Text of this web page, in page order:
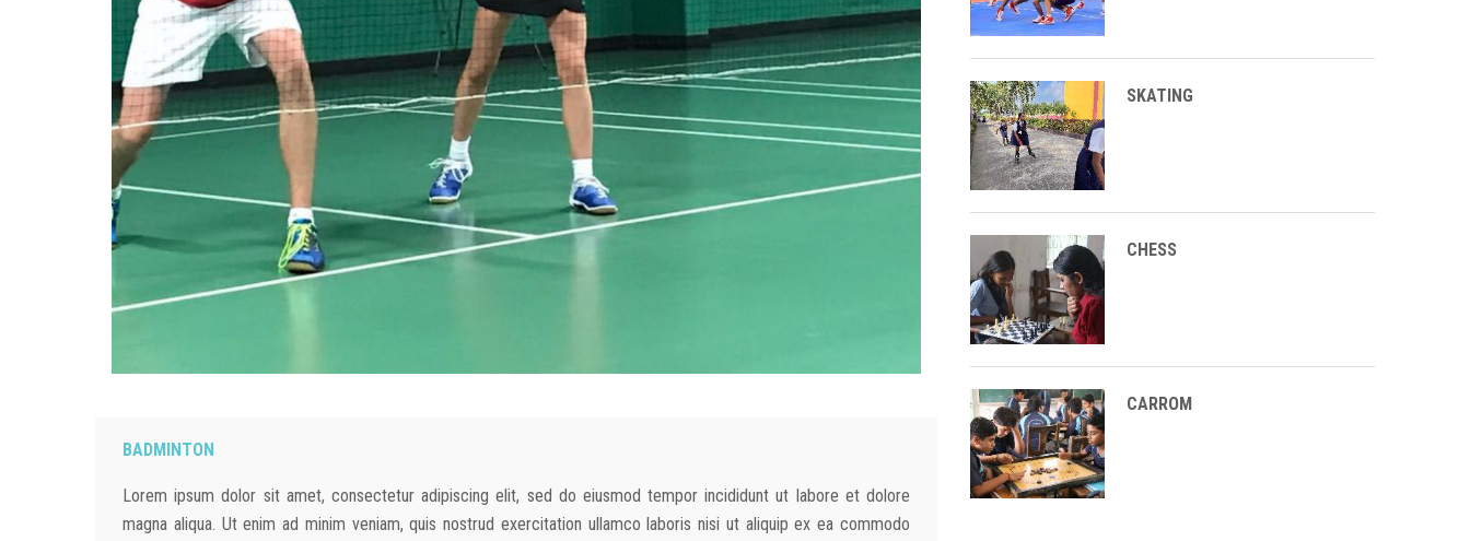
BADMINTON
Lorem ipsum dolor sit amet, consectetur adipiscing elit, sed do eiusmod tempor incididunt ut labore et dolore
magna aliqua. Ut enim ad minim veniam, quis nostrud exercitation ullamco laboris nisi ut aliquip ex ea commodo
SKATING
CHESS
CARROM